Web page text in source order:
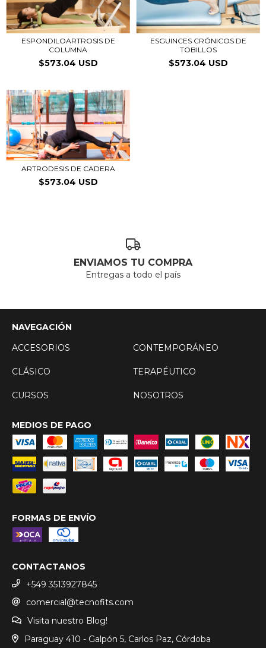
ESPONDILOARTROSIS DE
COLUMNA
$573.04 USD
ESGUINCES CRÓNICOS DE
TOBILLOS
$573.04 USD
ARTRODESIS DE CADERA
$573.04 USD
ENVIAMOS TU COMPRA
Entregas a todo el país
NAVEGACIÓN
ACCESORIOS
CONTEMPORÁNEO
CLÁSICO TERAPÉUTICO
CURSOS NOSOTROS
MEDIOS DE PAGO
FORMAS DE ENVÍO
CONTACTANOS
+549 3513927845
comercial@tecnofits.com
Visita nuestro Blog!
Paraguay 410 - Galpón 5, Carlos Paz, Córdoba